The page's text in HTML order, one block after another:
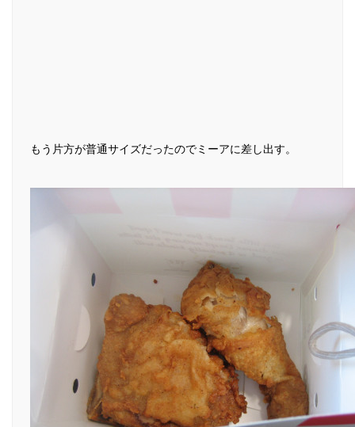
もう片方が普通サイズだったのでミーアに差し出す。